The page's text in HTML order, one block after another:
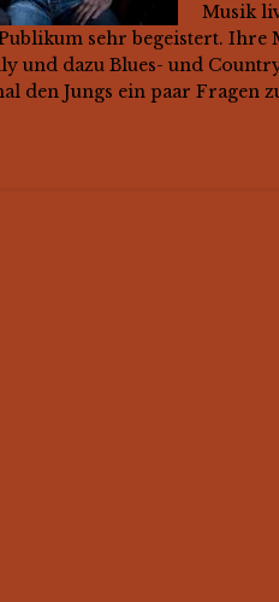
Musik
sehr begeistert. Ihre
und dazu Blues- und
den Jungs ein paar Fragen